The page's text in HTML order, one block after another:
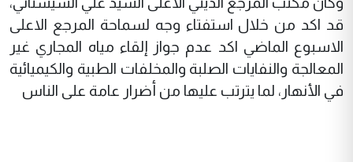
قد اكد من خلال استفتاء وجه لسماحة المرجع الاعلى
الاسبوع الماضي اكد عدم جواز إلقاء مياه المجاري غير
المعالجة والنفايات الصلبة والمخلفات الطبية والكيميائية
في الأنهار، لما يترتب عليها من أضرار عامة على الناس